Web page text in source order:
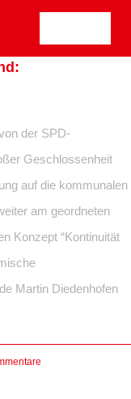
der SPD-
Geschlossenheit
auf die kommunalen
am geordneten
Konzept “Kontinuität
Martin Diedenhofen